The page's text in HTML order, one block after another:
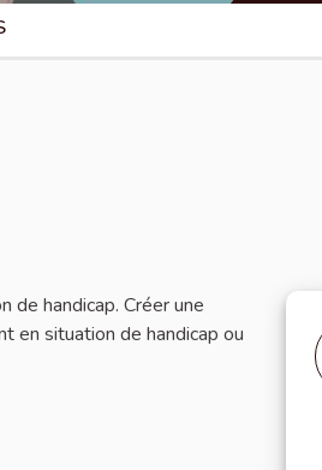
de handicap. Créer une
en situation de handicap ou